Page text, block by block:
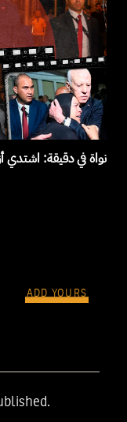
نواة في دقيقة: اشتدي
ADD YOURS